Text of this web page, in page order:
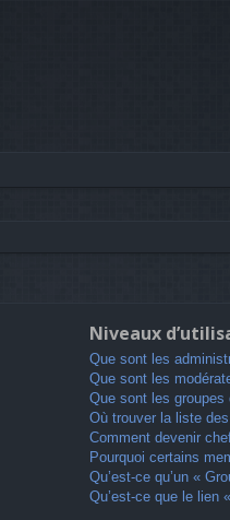
Niveaux
Que sont les
Que sont les
Que sont les groupes
Où trouver la liste
Comment devenir
Pourquoi certains
Qu’est-ce qu’un «
Qu’est-ce que le lien